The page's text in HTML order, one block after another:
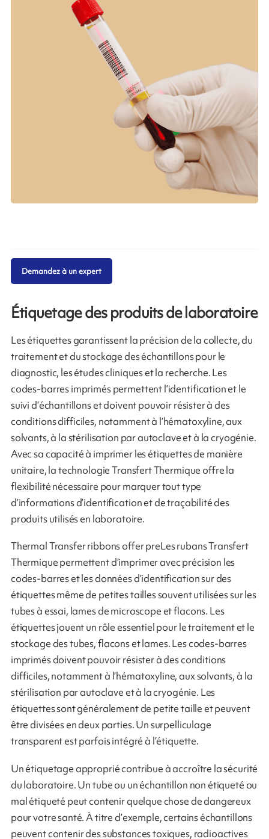
Étiquetage des produits de laboratoire
Les étiquettes garantissent la précision de la collecte, du
traitement et du stockage des échantillons pour le
diagnostic, les études cliniques et la recherche. Les
codes-barres imprimés permettent l’identification et le
suivi d’échantillons et doivent pouvoir résister à des
conditions difficiles, notamment à l’hématoxyline, aux
solvants, à la stérilisation par autoclave et à la cryogénie.
Avec sa capacité à imprimer les étiquettes de manière
unitaire, la technologie Transfert Thermique offre la
flexibilité nécessaire pour marquer tout type
d’informations d’identification et de traçabilité des
produits utilisés en laboratoire.
Thermal Transfer ribbons offer preLes rubans Transfert
Thermique permettent d’imprimer avec précision les
codes-barres et les données d’identification sur des
étiquettes même de petites tailles souvent utilisées sur les
tubes à essai, lames de microscope et flacons. Les
étiquettes jouent un rôle essentiel pour le traitement et le
stockage des tubes, flacons et lames. Les codes-barres
imprimés doivent pouvoir résister à des conditions
difficiles, notamment à l’hématoxyline, aux solvants, à la
stérilisation par autoclave et à la cryogénie. Les
étiquettes sont généralement de petite taille et peuvent
être divisées en deux parties. Un surpelliculage
transparent est parfois intégré à l’étiquette.
Un étiquetage approprié contribue à accroître la sécurité
du laboratoire. Un tube ou un échantillon non étiqueté ou
mal étiqueté peut contenir quelque chose de dangereux
pour votre santé. À titre d’exemple, certains échantillons
peuvent contenir des substances toxiques, radioactives
Demandez à un expert